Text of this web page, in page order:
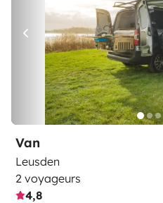
Van
Leusden
2 voyageurs
4,8